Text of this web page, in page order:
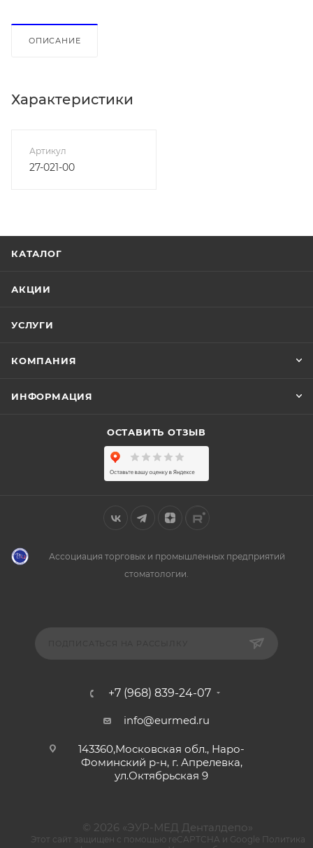
ОПИСАНИЕ
Характеристики
Артикул
27-021-00
КАТАЛОГ
АКЦИИ
УСЛУГИ
КОМПАНИЯ
ИНФОРМАЦИЯ
ОСТАВИТЬ ОТЗЫВ
Ассоциация торговых и промышленных предприятий
стоматологии.
+7 (968) 839-24-07
info@eurmed.ru
143360,Московская обл., Наро-
Фоминский р-н, г. Апрелевка,
ул.Октябрьская 9
© 2026 «ЭУР-МЕД Денталдепо»
Этот сайт защищен с помощью reCAPTCHA и Google Политика